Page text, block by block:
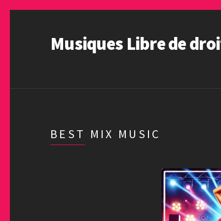
Musiques Libre de
BEST MIX MUSIC